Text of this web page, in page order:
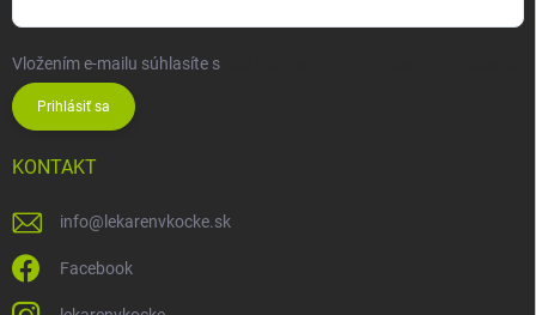
Vložením e-mailu súhlasíte s
Prihlásiť sa
KONTAKT
info@ lekarenvkocke.sk
Facebook